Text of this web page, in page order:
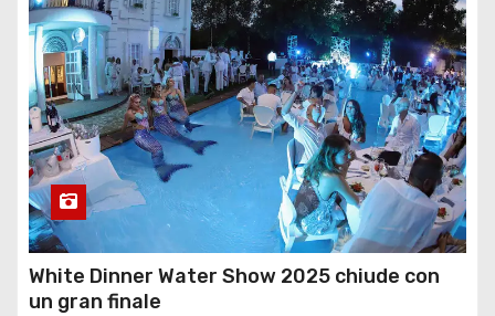
White Dinner Water Show 2025 chiude con
un gran finale